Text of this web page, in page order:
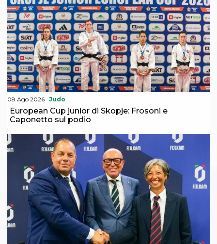
Corso dirigenti sportivi
Corso Direttore di Gara
Abilitazioni
Sportello Fiscale
News
Modulistica
FAQ
Quesiti fiscali
Sostenibilità
08 Ago 2026 Judo
European Cup junior di Skopje: Frosoni e
Caponetto sul podio